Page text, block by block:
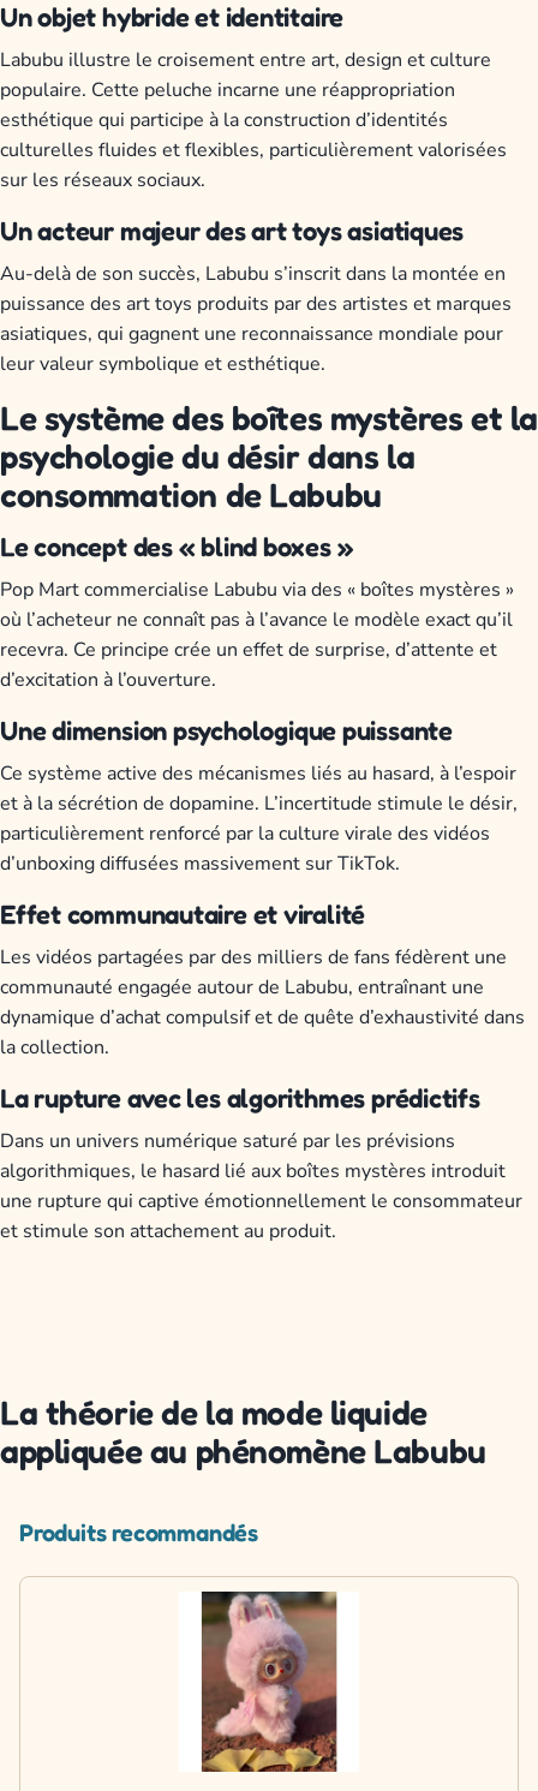
Un objet hybride et identitaire
Labubu illustre le croisement entre art, design et culture
populaire. Cette peluche incarne une réappropriation
esthétique qui participe à la construction d’identités
culturelles fluides et flexibles, particulièrement valorisées
sur les réseaux sociaux.
Un acteur majeur des art toys asiatiques
Au-delà de son succès, Labubu s’inscrit dans la montée en
puissance des art toys produits par des artistes et marques
asiatiques, qui gagnent une reconnaissance mondiale pour
leur valeur symbolique et esthétique.
Le système des boîtes mystères et la
psychologie du désir dans la
consommation de Labubu
Le concept des « blind boxes »
Pop Mart commercialise Labubu via des « boîtes mystères »
où l’acheteur ne connaît pas à l’avance le modèle exact qu’il
recevra. Ce principe crée un effet de surprise, d’attente et
d’excitation à l’ouverture.
Une dimension psychologique puissante
Ce système active des mécanismes liés au hasard, à l’espoir
et à la sécrétion de dopamine. L’incertitude stimule le désir,
particulièrement renforcé par la culture virale des vidéos
d’unboxing diffusées massivement sur TikTok.
Effet communautaire et viralité
Les vidéos partagées par des milliers de fans fédèrent une
communauté engagée autour de Labubu, entraînant une
dynamique d’achat compulsif et de quête d’exhaustivité dans
la collection.
La rupture avec les algorithmes prédictifs
Dans un univers numérique saturé par les prévisions
algorithmiques, le hasard lié aux boîtes mystères introduit
une rupture qui captive émotionnellement le consommateur
et stimule son attachement au produit.
La théorie de la mode liquide
appliquée au phénomène Labubu
Produits recommandés